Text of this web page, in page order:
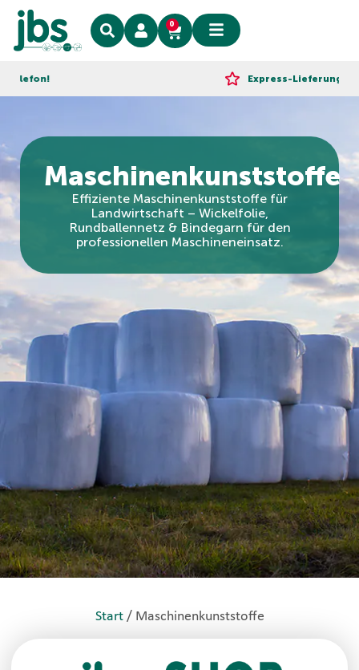
0
Express-Lieferung!
Maschinenkunststoffe
Effiziente Maschinenkunststoffe für
Landwirtschaft – Wickelfolie,
Rundballennetz & Bindegarn für den
professionellen Maschineneinsatz.
Start/ Maschinenkunststoffe